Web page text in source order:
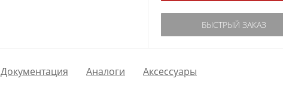
БЫСТРЫЙ ЗАКАЗ
Документация Аналоги Аксессуары